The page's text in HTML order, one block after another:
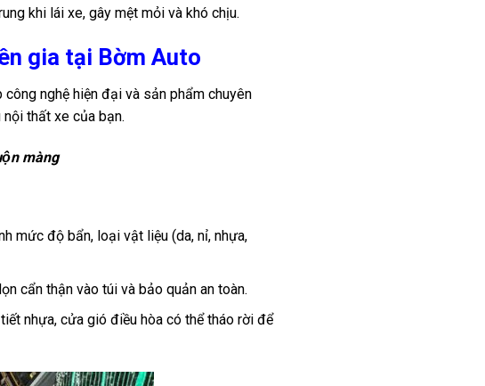
khi lái xe, gây mệt mỏi và khó chịu.
gia tại Bờm Auto
nghệ hiện đại và sản phẩm chuyên
thất xe của bạn.
màng
mức độ bẩn, loại vật liệu (da, nỉ, nhựa,
cẩn thận vào túi và bảo quản an toàn.
nhựa, cửa gió điều hòa có thể tháo rời để